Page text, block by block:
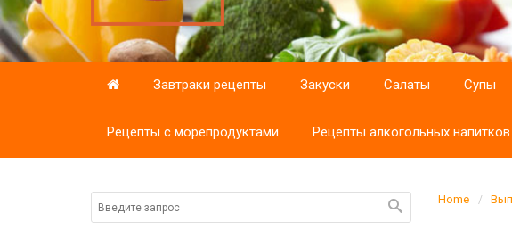
Завтраки рецепты Закуски Салаты Супы
Рецепты с морепродуктами Рецепты алкогольных напитков
Home